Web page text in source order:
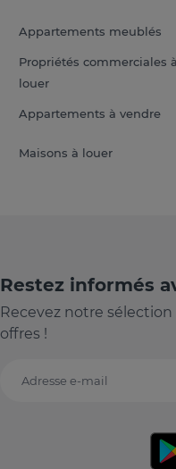
Appartements meublés
Propriétés commerciales à
louer
Appartements à vendre
Maisons à louer
Restez informés
Recevez notre
offres !
Adresse e-mail